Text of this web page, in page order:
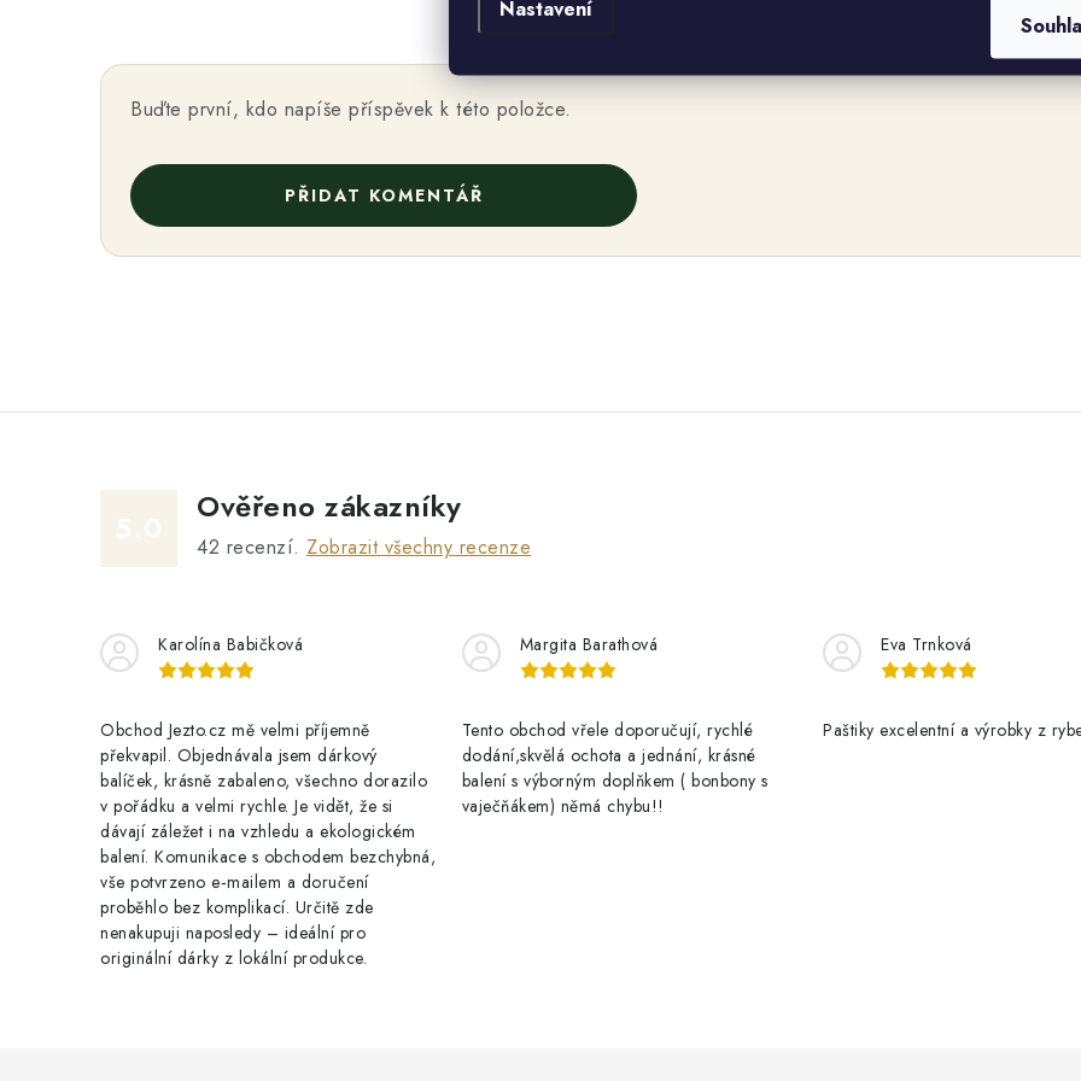
Nastavení
Buďte první, kdo napíše příspěvek k této položce.
PŘIDAT KOMENTÁŘ
Ověřeno zákazníky
42 recenzí. Zobrazit všechny recenze
Karolína Babičková
Obchod Jezto.cz mě velmi příjemně
překvapil. Objednávala jsem dárkový
balíček, krásně zabaleno, všechno dorazilo
v pořádku a velmi rychle. Je vidět, že si
dávají záležet i na vzhledu a ekologickém
balení. Komunikace s obchodem bezchybná,
vše potvrzeno e‑mailem a doručení
proběhlo bez komplikací. Určitě zde
nenakupuji naposledy – ideální pro
originální dárky z lokální produkce.
Margita Barathová
Tento obchod vřele doporučují, rychlé
dodání,skvělá ochota a jednání, krásné
balení s výborným doplňkem ( bonbony s
vaječňákem) němá chybu!!
Eva Trnková
Paštiky excelentní a výrobky z